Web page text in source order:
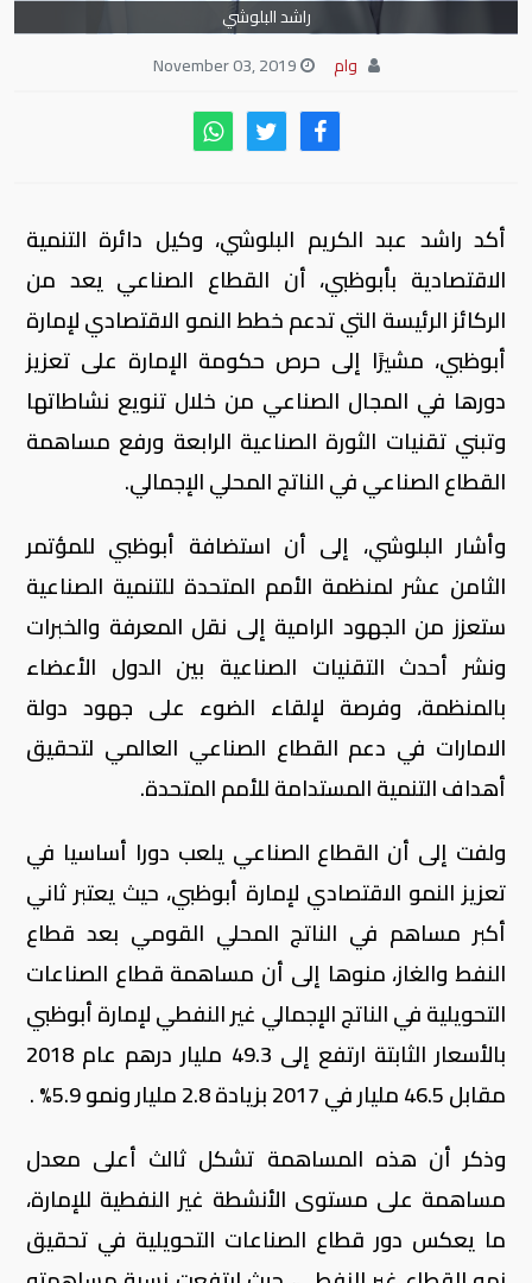
راشد البلوشي
وام
أكد راشد عبد الكريم البلوشي، وكيل دائرة التنمية
الاقتصادية بأبوظبي، أن القطاع الصناعي يعد من
الركائز الرئيسة التي تدعم خطط النمو الاقتصادي لإمارة
أبوظبي، مشيرًا إلى حرص حكومة الإمارة على تعزيز
دورها في المجال الصناعي من خلال تنويع نشاطاتها
وتبني تقنيات الثورة الصناعية الرابعة ورفع مساهمة
القطاع الصناعي في الناتج المحلي الإجمالي.
وأشار البلوشي، إلى أن استضافة أبوظبي للمؤتمر
الثامن عشر لمنظمة الأمم المتحدة للتنمية الصناعية
ستعزز من الجهود الرامية إلى نقل المعرفة والخبرات
ونشر أحدث التقنيات الصناعية بين الدول الأعضاء
بالمنظمة، وفرصة لإلقاء الضوء على جهود دولة
الامارات في دعم القطاع الصناعي العالمي لتحقيق
أهداف التنمية المستدامة للأمم المتحدة.
ولفت إلى أن القطاع الصناعي يلعب دورا أساسيا في
تعزيز النمو الاقتصادي لإمارة أبوظبي، حيث يعتبر ثاني
أكبر مساهم في الناتج المحلي القومي بعد قطاع
النفط والغاز، منوها إلى أن مساهمة قطاع الصناعات
التحويلية في الناتج الإجمالي غير النفطي لإمارة أبوظبي
بالأسعار الثابتة ارتفع إلى 49.3 مليار درهم عام 2018
مقابل 46.5 مليار في 2017 بزيادة 2.8 مليار ونمو 5.9% .
وذكر أن هذه المساهمة تشكل ثالث أعلى معدل
مساهمة على مستوى الأنشطة غير النفطية للإمارة،
ما يعكس دور قطاع الصناعات التحويلية في تحقيق